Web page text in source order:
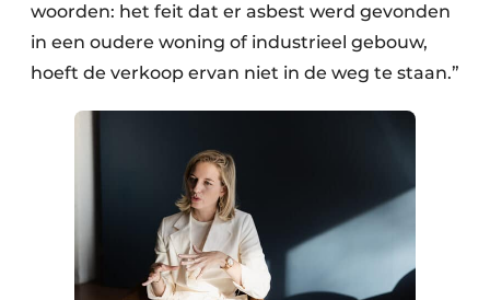
woorden: het feit dat er asbest werd gevonden
in een oudere woning of industrieel gebouw,
hoeft de verkoop ervan niet in de weg te staan.”